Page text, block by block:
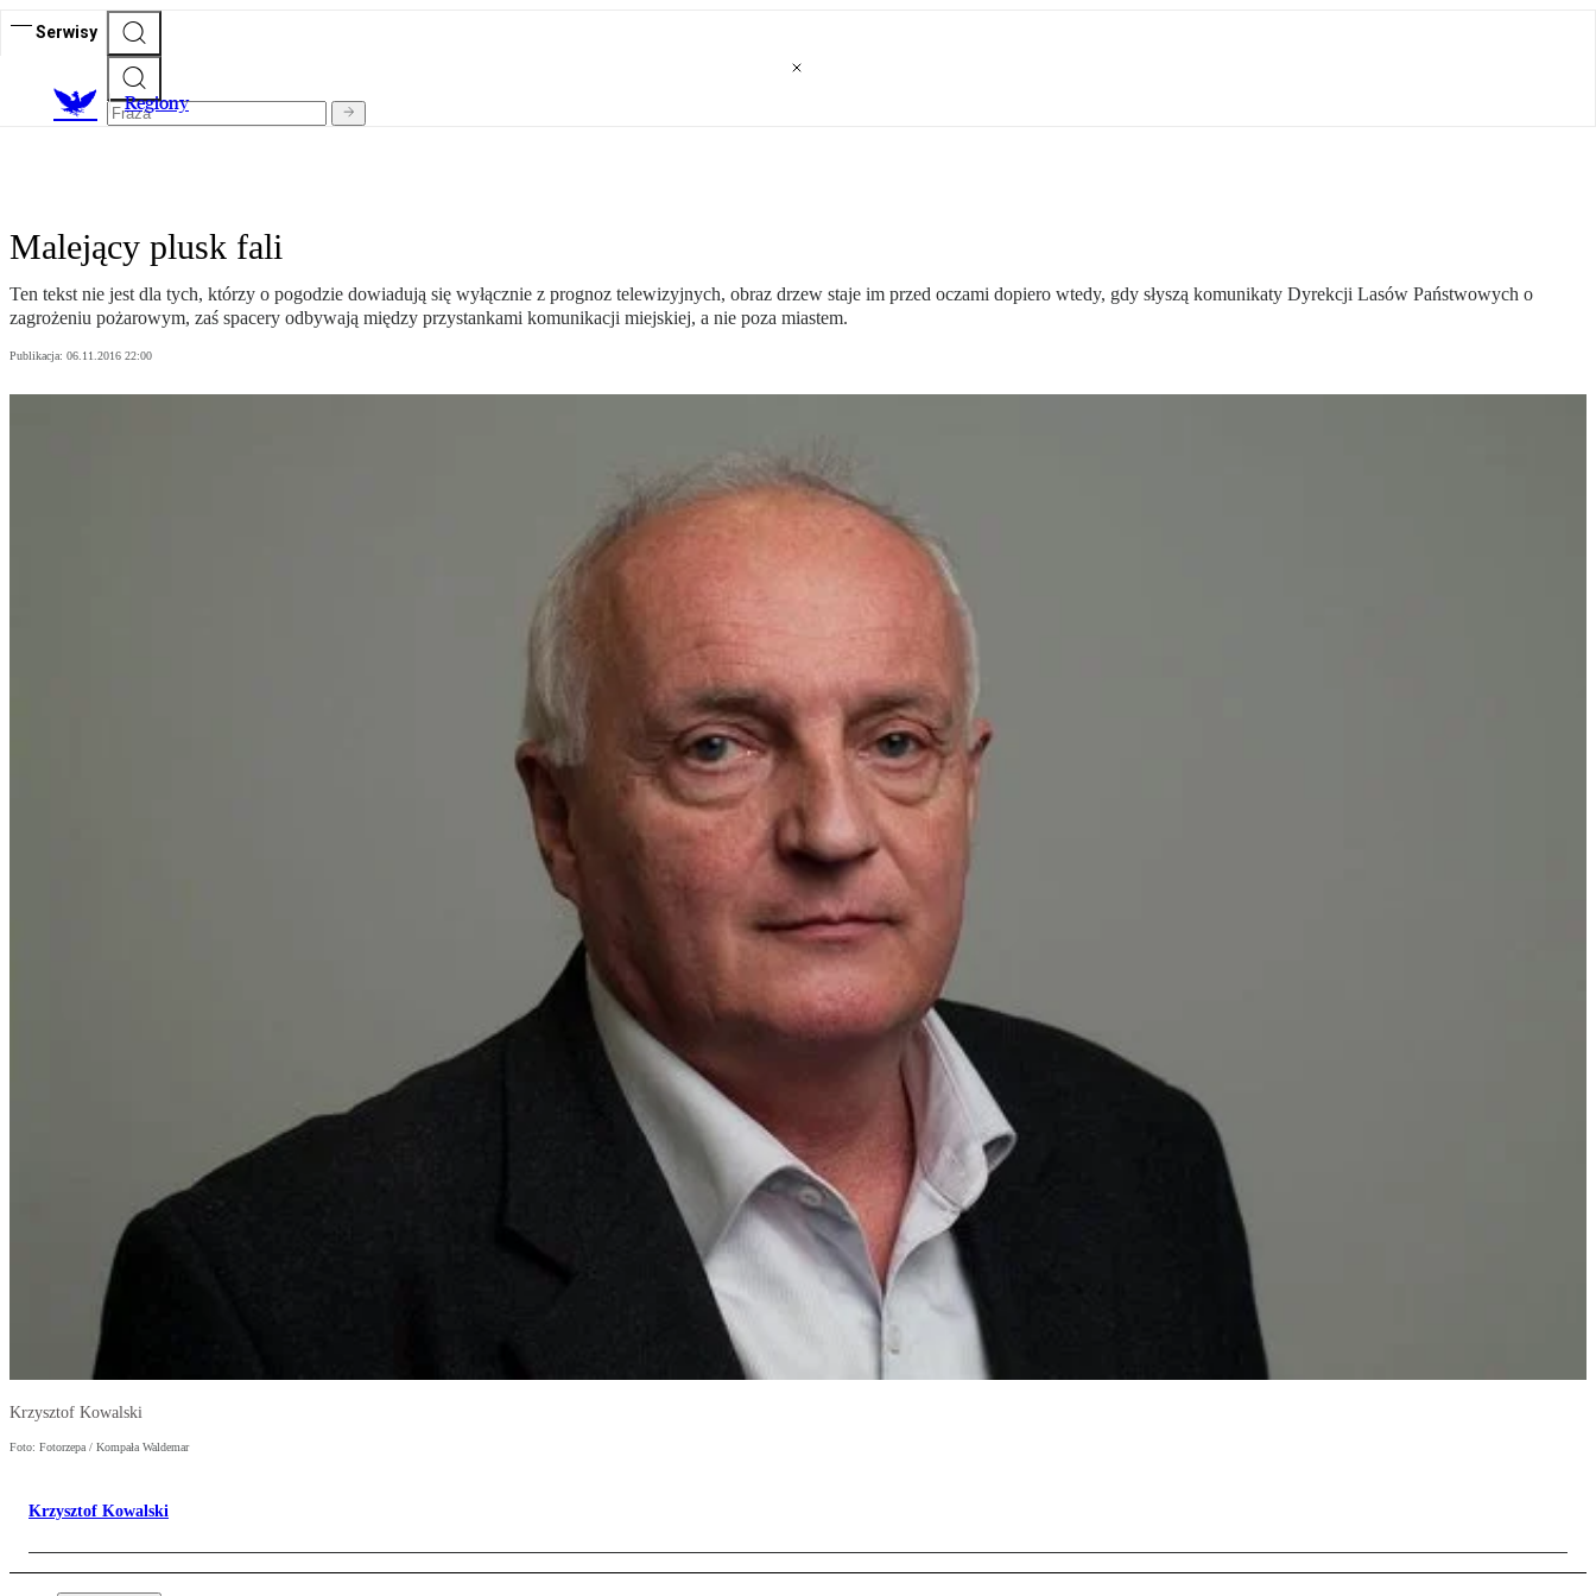
Serwisy
Regiony
Malejący plusk fali
Ten tekst nie jest dla tych, którzy o pogodzie dowiadują się wyłącznie z prognoz telewizyjnych, obraz drzew staje im przed oczami dopiero wtedy, gdy słyszą komunikaty Dyrekcji Lasów Państwowych o
zagrożeniu pożarowym, zaś spacery odbywają między przystankami komunikacji miejskiej, a nie poza miastem.
Publikacja: 06.11.2016 22:00
Krzysztof Kowalski
Foto: Fotorzepa / Kompała Waldemar
Krzysztof Kowalski